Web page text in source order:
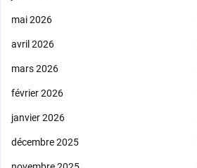
mai 2026
avril 2026
mars 2026
février 2026
janvier 2026
décembre 2025